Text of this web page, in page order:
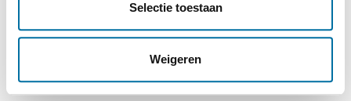
Selectie toestaan
Weigeren